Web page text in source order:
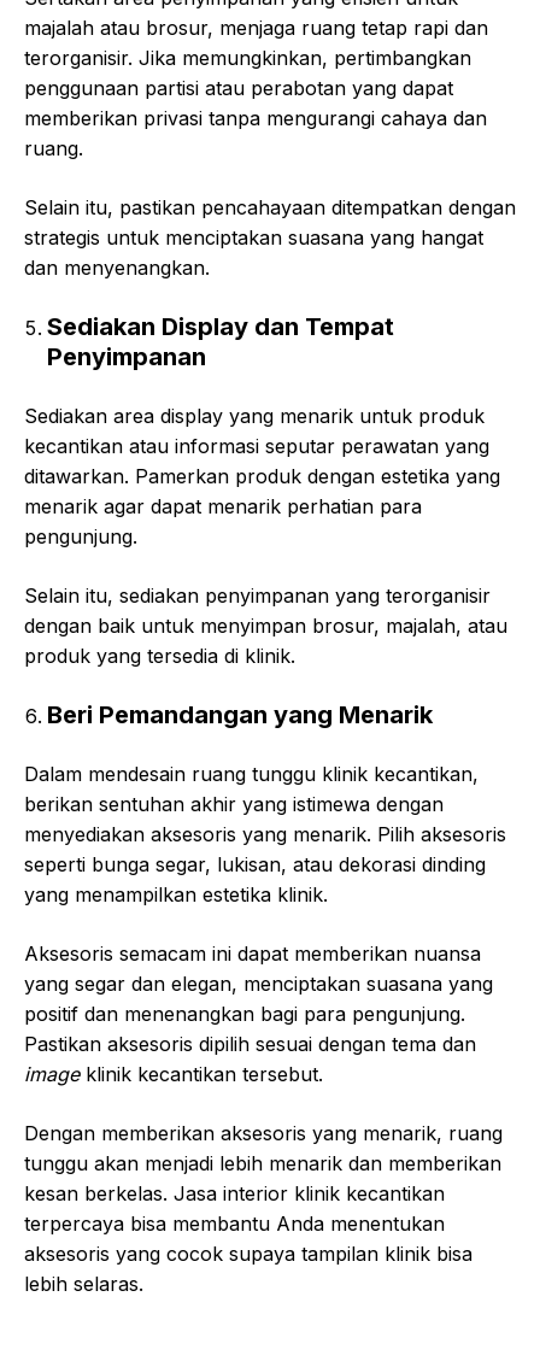
majalah atau brosur, menjaga ruang tetap rapi dan
terorganisir. Jika memungkinkan, pertimbangkan
penggunaan partisi atau perabotan yang dapat
memberikan privasi tanpa mengurangi cahaya dan
ruang.
Selain itu, pastikan pencahayaan ditempatkan dengan
strategis untuk menciptakan suasana yang hangat
dan menyenangkan.
Sediakan Display dan Tempat
Penyimpanan
Sediakan area display yang menarik untuk produk
kecantikan atau informasi seputar perawatan yang
ditawarkan. Pamerkan produk dengan estetika yang
menarik agar dapat menarik perhatian para
pengunjung.
Selain itu, sediakan penyimpanan yang terorganisir
dengan baik untuk menyimpan brosur, majalah, atau
produk yang tersedia di klinik.
Beri Pemandangan yang Menarik
Dalam mendesain ruang tunggu klinik kecantikan,
berikan sentuhan akhir yang istimewa dengan
menyediakan aksesoris yang menarik. Pilih aksesoris
seperti bunga segar, lukisan, atau dekorasi dinding
yang menampilkan estetika klinik.
Aksesoris semacam ini dapat memberikan nuansa
yang segar dan elegan, menciptakan suasana yang
positif dan menenangkan bagi para pengunjung.
Pastikan aksesoris dipilih sesuai dengan tema dan
imageklinik kecantikan tersebut.
Dengan memberikan aksesoris yang menarik, ruang
tunggu akan menjadi lebih menarik dan memberikan
kesan berkelas. Jasa interior klinik kecantikan
terpercaya bisa membantu Anda menentukan
aksesoris yang cocok supaya tampilan klinik bisa
lebih selaras.